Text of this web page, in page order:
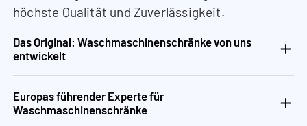
höchste Qualität und Zuverlässigkeit.
Das Original: Waschmaschinenschränke von uns
entwickelt
Europas führender Experte für
Waschmaschinenschränke